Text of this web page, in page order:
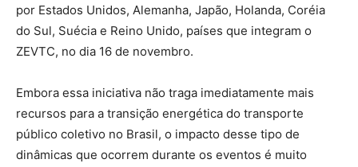
por Estados Unidos, Alemanha, Japão, Holanda, Coréia
do Sul, Suécia e Reino Unido, países que integram o
ZEVTC, no dia 16 de novembro.
Embora essa iniciativa não traga imediatamente mais
recursos para a transição energética do transporte
público coletivo no Brasil, o impacto desse tipo de
dinâmicas que ocorrem durante os eventos é muito